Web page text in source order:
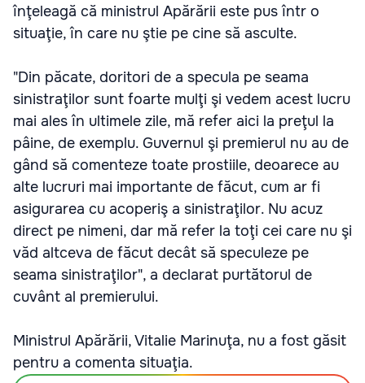
înţeleagă că ministrul Apărării este pus într o
situaţie, în care nu ştie pe cine să asculte.
"Din păcate, doritori de a specula pe seama
sinistraţilor sunt foarte mulţi şi vedem acest lucru
mai ales în ultimele zile, mă refer aici la preţul la
pâine, de exemplu. Guvernul şi premierul nu au de
gând să comenteze toate prostiile, deoarece au
alte lucruri mai importante de făcut, cum ar fi
asigurarea cu acoperiş a sinistraţilor. Nu acuz
direct pe nimeni, dar mă refer la toţi cei care nu şi
văd altceva de făcut decât să speculeze pe
seama sinistraţilor", a declarat purtătorul de
cuvânt al premierului.
Ministrul Apărării, Vitalie Marinuţa, nu a fost găsit
pentru a comenta situaţia.